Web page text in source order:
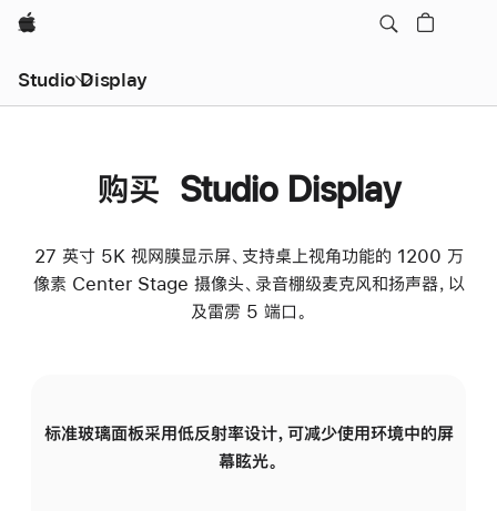
Apple
Studio Display
购买 Studio Display
27 英寸 5K 视网膜显示屏、支持桌上视角功能的 1200 万
像素 Center Stage 摄像头、录音棚级麦克风和扬声器，以
及雷雳 5 端口。
标准玻璃面板采用低反射率设计，可减少使用环境中的屏
幕眩光。